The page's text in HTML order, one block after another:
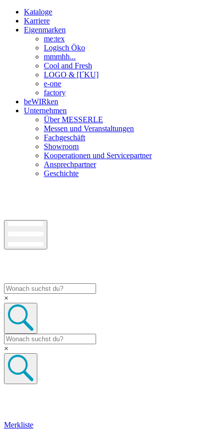
Kataloge
Karriere
Eigenmarken
me:tex
Logisch Öko
mmmhh...
Cool and Fresh
LOGO & [I´KU]
e-one
factory
beWIRken
Unternehmen
Über MESSERLE
Messen und Veranstaltungen
Fachgeschäft
Showroom
Kooperationen und Servicepartner
Ansprechpartner
Geschichte
×
×
Merkliste